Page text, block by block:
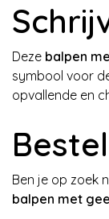
Deze balpen
symbool voor
opvallende en
Ben je op zoek
balpen met